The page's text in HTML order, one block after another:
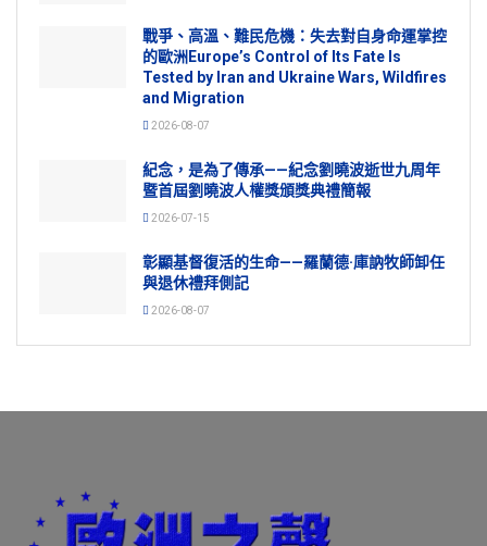
戰爭、高溫、難民危機：失去對自身命運掌控
的歐洲Europe’s Control of Its Fate Is
Tested by Iran and Ukraine Wars, Wildfires
and Migration
2026-08-07
紀念，是為了傳承——紀念劉曉波逝世九周年
暨首屆劉曉波人權獎頒獎典禮簡報
2026-07-15
彰顯基督復活的生命——羅蘭德·庫訥牧師卸任
與退休禮拜側記
2026-08-07